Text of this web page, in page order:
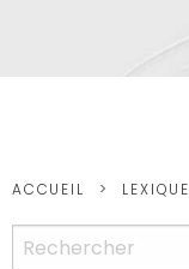
ACCUEIL LEXIQUE